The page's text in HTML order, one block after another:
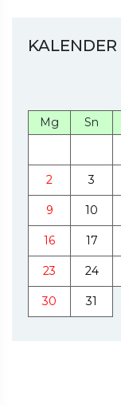
KALENDER
Mg Sn
2 3
9 10
16 17
23 24
30 31